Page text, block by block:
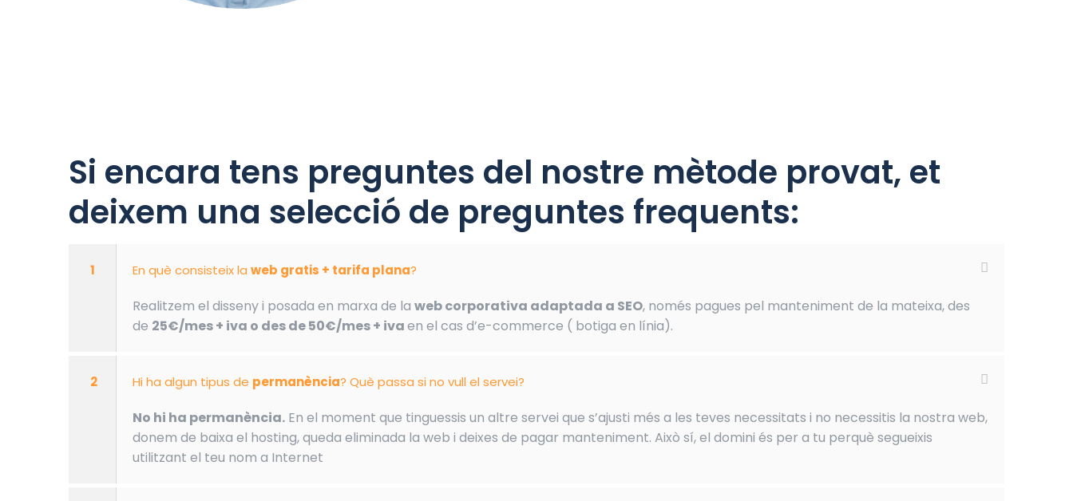
Si encara tens preguntes del nostre mètode provat, et
deixem una selecció de preguntes frequents:
1 En què consisteix laweb gratis + tarifa plana?
Realitzem el disseny i posada en marxa de laweb corporativa adaptada a SEO, només pagues pel manteniment de la mateixa, des
de 25€/mes + iva o des de 50€/mes + ivaen el cas d’e-commerce ( botiga en línia).
2 Hi ha algun tipus de permanència? Què passa si no vull el servei?
No hi ha permanència. En el moment que tinguessis un altre servei que s’ajusti més a les teves necessitats i no necessitis la nostra web,
donem de baixa el hosting, queda eliminada la web i deixes de pagar manteniment. Això sí, el domini és per a tu perquè segueixis
utilitzant el teu nom a Internet